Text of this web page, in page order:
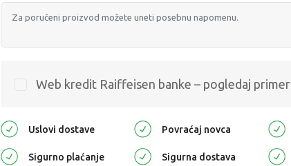
Web kredit Raiffeisen banke – pogledaj primer
Uslovi dostave Povraćaj novca
Sigurno plaćanje Sigurna dostava